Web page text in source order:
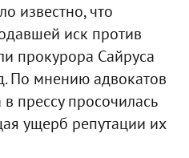
известно, что
иск против
прокурора Сайруса
По мнению адвокатов
прессу просочилась
ущерб репутации их